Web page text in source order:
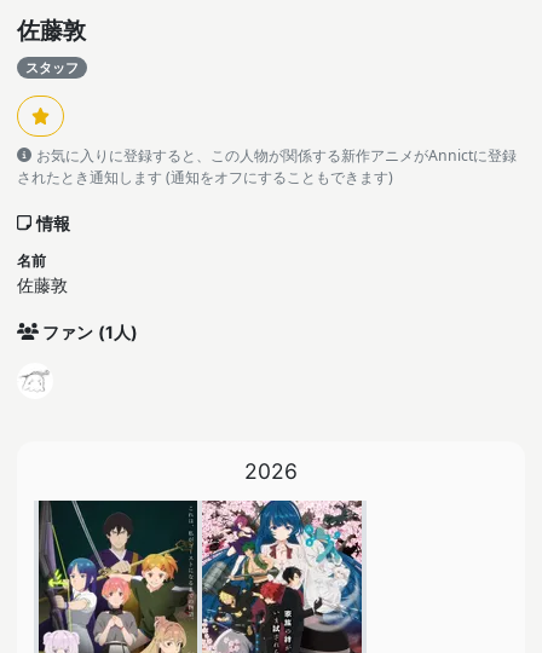
佐藤敦
スタッフ
お気に入りに登録すると、この人物が関係する新作アニメがAnnictに登録
されたとき通知します (通知をオフにすることもできます)
情報
名前
佐藤敦
ファン (1人)
2026